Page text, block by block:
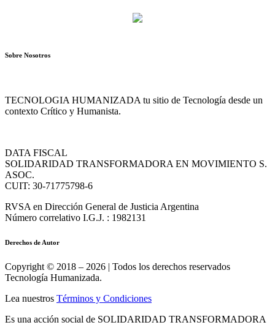
Sobre Nosotros
TECNOLOGIA HUMANIZADA tu sitio de Tecnología desde un
contexto Crítico y Humanista.
DATA FISCAL
SOLIDARIDAD TRANSFORMADORA EN MOVIMIENTO S.
ASOC.
CUIT: 30-71775798-6
RVSA en Dirección General de Justicia Argentina
Número correlativo I.G.J. : 1982131
Derechos de Autor
Copyright © 2018 – 2026 | Todos los derechos reservados
Tecnología Humanizada.
Lea nuestros Términos y Condiciones
Es una acción social de SOLIDARIDAD TRANSFORMADORA